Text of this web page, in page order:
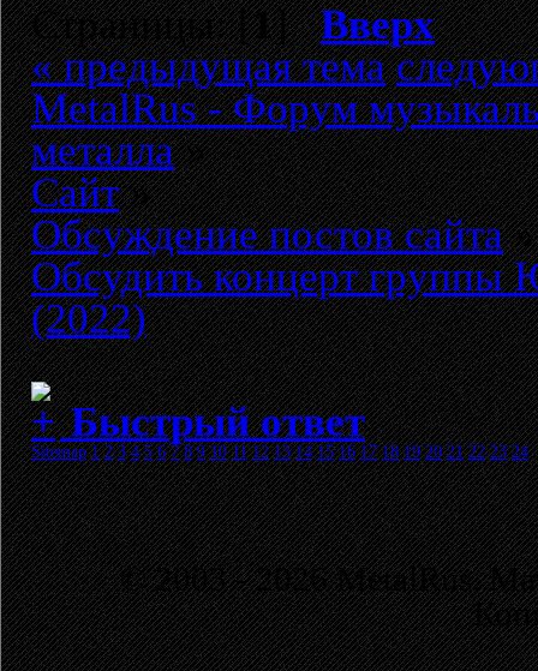
Страницы: [1]Вверх
« предыдущая тема
MetalRus - Форум
металла»
Сайт»
Обсуждение постов сайта»
Обсудить концерт
(2022)
Быстрый ответ
Sitemap 1 2 3 4 5 6 7 8 9 10 11 12 13 14 15 16 17 18 19 20 21 22 23 24
© 2003 - 2026 MetalRus.